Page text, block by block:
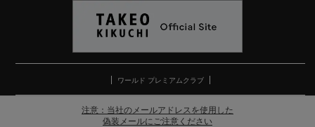
ワールド プレミアムクラブ
注意：当社のメールアドレスを使用した
偽装メールにご注意ください